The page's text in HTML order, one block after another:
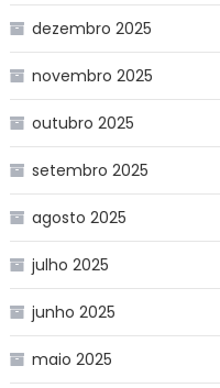
dezembro 2025
novembro 2025
outubro 2025
setembro 2025
agosto 2025
julho 2025
junho 2025
maio 2025